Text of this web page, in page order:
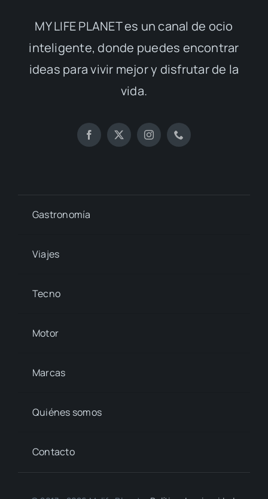
MY LIFE PLANET es un canal de ocio
inteligente, donde puedes encontrar
ideas para vivir mejor y disfrutar de la
vida.
Gastronomía
Viajes
Tecno
Motor
Marcas
Quiénes somos
Contacto